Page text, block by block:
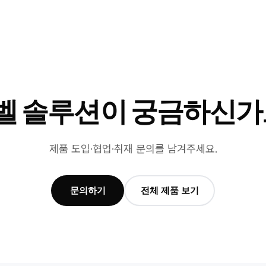
솔루션이 궁금하신
제품 도입·협업·취재 문의를 남겨주세요.
문의하기 전체 제품 보기